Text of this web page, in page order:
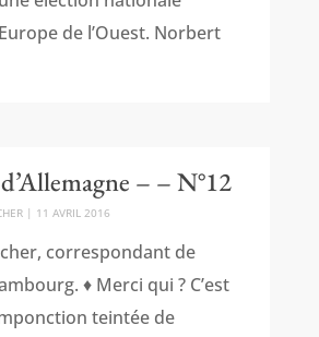
de l’Ouest. Norbert
– – N°12
| 11 AVRIL 2016
correspondant de
♦ Merci qui ? C’est
teintée de